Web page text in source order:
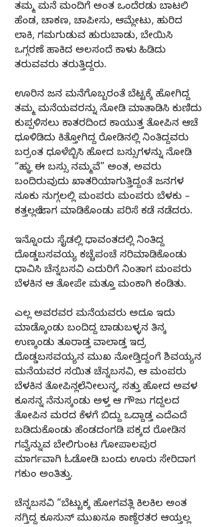
ತಮ್ಮ ಮನೆ ಮಂದಿಗೆ ಅಂತ ಒಂದೆರಡು ಬಾಟಲಿ
ಹೆಂಡ, ಚಾಕಣ, ಚಾಪೀಸು, ಆಮ್ಲೇಟು, ಹುರಿದ
ಲಾಕಿ, ಗಮಗುಡುವ ಹುರುಬಾಡು, ಬೇಯಿಸಿ
ಒಗ್ಗರಣೆ ಹಾಕಿದ ಅಲಸಂದೆ ಕಾಳು ಹಿಡಿದು
ತರುವವರು ತರುತ್ತಿದ್ದರು.
ಊರಿನ ಜನ ಮನೆಗೊಬ್ಬರಂತೆ ಬೆಟ್ಟಕ್ಕೆ ಹೋಗಿದ್ದ
ತಮ್ಮ ಮನೆಯವರನ್ನು ನೋಡಿ ಮಾತಾಡಿಸಿ ಕುಣಿದು
ಕುಪ್ಪಳಿಸಲು ಕಾತರದಿಂದ ಕಾಯುತ್ತ ತೋಪಿನ ಆಚೆ
ಧೂಳಿಡಿದು ಕಿತ್ತೋಗಿದ್ದ ರೋಡಿನಲ್ಲಿ ನಿಂತಿದ್ದವರು
ಬರ‌್ರಂತ ಧೂಳೆಬ್ಬಿಸಿ ಹೋದ ಬಸ್ಸುಗಳನ್ನು ನೋಡಿ
“ಹ್ಞು ಈ ಬಸ್ಸು ನಮ್ಮವೆ” ಅಂತ, ಅವರು
ಬಂದಿರುವುದು ಖಾತರಿಯಾಗುತ್ತಿದ್ದಂತೆ ಜನಗಳ
ನೂಕು ನುಗ್ಗಲಲ್ಲಿ ಮಂಪರು ಮಂಪರು ಬೆಳಕು –
ಕತ್ತಲಲ್ಲೆ ಜಾಗ ಮಾಡಿಕೊಂಡು ಪರಿಸೆ ಕಡೆ ನಡೆದರು.
ಇನ್ನೊಂದು ಸೈಡಲ್ಲಿ ಧಾವಂತದಲ್ಲಿ ನಿಂತಿದ್ದ
ದೊಡ್ಡಬಸವಯ್ಯ ಕಚ್ಚೆಪಂಚೆ ಸರಿಮಾಡಿಕೊಂಡು
ಧಾವಿಸಿ ಚೆನ್ನಬಸವಿ ಎದುರಿಗೆ ನಿಂತಾಗ ಮಂಪರು
ಬೆಳಕಿನ ಆ ತೋಪೇ ಮತ್ತೂ ಮಂಕಾಗಿ ಕಂಡಿತು.
ಎಲ್ಲ ಅವರವರ ಮನೆಯವರು ಅದೂ ಇದು
ಮಾಡ್ಕೊಂಡು ಬಂದಿದ್ದ ಬಾಡುಬಳ್ಳನ ತಿನ್ಕ
ಉಣ್ಕಂಡು ತೂರಾಡ್ತ ವಾಲಾಡ್ತ ಇದ್ರ
ದೊಡ್ಡಬಸವಯ್ಯನ ಮುಖ ನೋಡ್ತಿದ್ದಂಗೆ ಶಿವಯ್ಯನ
ಮನೆಯವರ ಸಯಿತ ಚೆನ್ನಬಸವಿ, ಆ ಮಂಪರು
ಬೆಳಕಿನ ತೋಪಿನಲ್ಲೇ ನೀಲುನ್ನ, ಸತ್ತು ಹೋದ ಅವಳ
ಕೂಸನ್ನ ನೆನುಸ್ಕಂಡು ಅಳ್ತ ಆ ಗೌಜು ಗದ್ದಲದ
ತೋಪಿನ ಮರದ ಕೆಳಗೆ ಬಿದ್ದು ಒದ್ದಾಡ್ತ ಎದೆಎದೆ
ಬಡಿದುಕೊಂಡು ಹೆಂಡದಂಗಡಿ ಪಕ್ಕದ ರೋಡಿನ
ಗವ್ವೆನ್ನುವ ಬೇಲಿಗುಂಟ ಗೋಪಾಲಪುರ
ಮಾರ್ಗವಾಗಿ ಓಡೋಡಿ ಬಂದು ಊರು ಸೇರಿದಾಗ
ಗಕುಂ ಅಂತಿತ್ತು.
ಚೆನ್ನಬಸವಿ “ಬೆಟ್ಟುಕ್ಕ ಹೋಗವತ್ಲಿ ಕಿಲಕಿಲ ಅಂತ
ನಗ್ತಿದ್ದ ಕೂಸುನ್ ಮುಖನೂ ಕಾಣ್ದೆರತರ ಆಯ್ತಲ್ಲ